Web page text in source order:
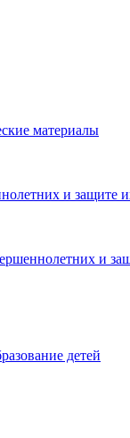
материалы
и защите
и
детей